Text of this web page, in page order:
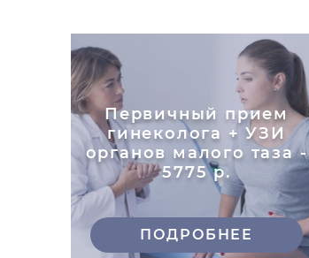
Первичный прием
гинеколога + УЗИ
органов малого таза -
5775 р.
ПОДРОБНЕЕ